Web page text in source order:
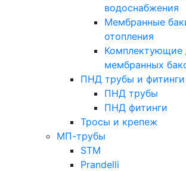
водоснабжения
Мембранные
отопления
Комплектующие
мембранных
ПНД трубы и фитинги
ПНД трубы
ПНД фитинги
Тросы и крепеж
МП-трубы
STM
Prandelli